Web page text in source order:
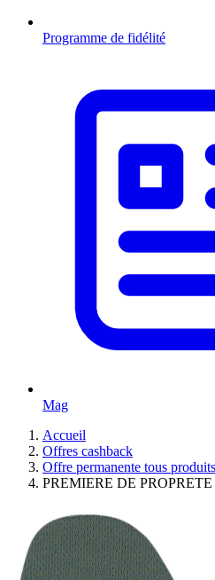
Programme de fidélité
Mag
Accueil
Offres cashback
Offre permanente tous
PREMIERE DE PROPRETE